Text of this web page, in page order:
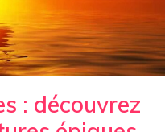
: découvrez